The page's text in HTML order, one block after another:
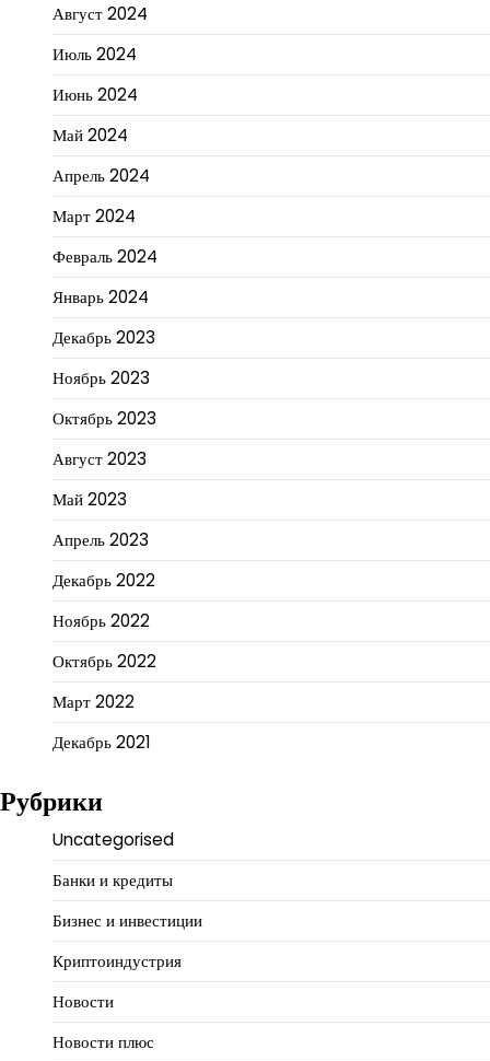
Август 2024
Июль 2024
Июнь 2024
Май 2024
Апрель 2024
Март 2024
Февраль 2024
Январь 2024
Декабрь 2023
Ноябрь 2023
Октябрь 2023
Август 2023
Май 2023
Апрель 2023
Декабрь 2022
Ноябрь 2022
Октябрь 2022
Март 2022
Декабрь 2021
Рубрики
Uncategorised
Банки и кредиты
Бизнес и инвестиции
Криптоиндустрия
Новости
Новости плюс